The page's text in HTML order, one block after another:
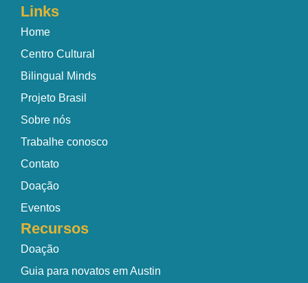
Links
Home
Centro Cultural
Bilingual Minds
Projeto Brasil
Sobre nós
Trabalhe conosco
Contato
Doação
Eventos
Recursos
Doação
Guia para novatos em Austin